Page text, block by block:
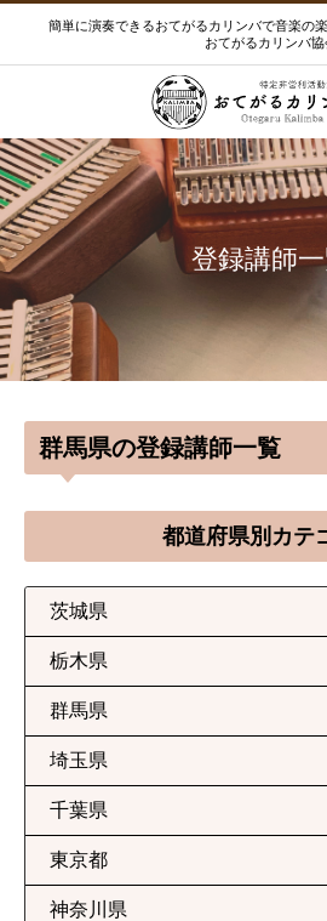
簡単に演奏できるおてがるカリンバで音楽の
おてがるカリンバ協
登録講師
群馬県の登録講師一覧
都道府県別カテ
茨城県
栃木県
群馬県
埼玉県
千葉県
東京都
神奈川県